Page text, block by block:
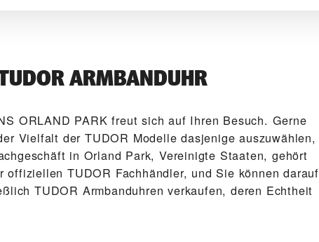
ARMBANDUHR
ORLAND PARK‬ freut sich auf Ihren Besuch. Gerne
Vielfalt der TUDOR Modelle dasjenige auszuwählen,
in Orland Park, Vereinigte Staaten, gehört
offiziellen TUDOR Fachhändler, und Sie können darauf
TUDOR Arm­band­uhren verkaufen, deren Echtheit